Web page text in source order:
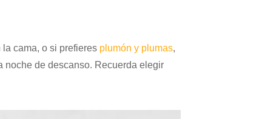
cama, o si prefieres plumón y plumas,
noche de descanso. Recuerda elegir